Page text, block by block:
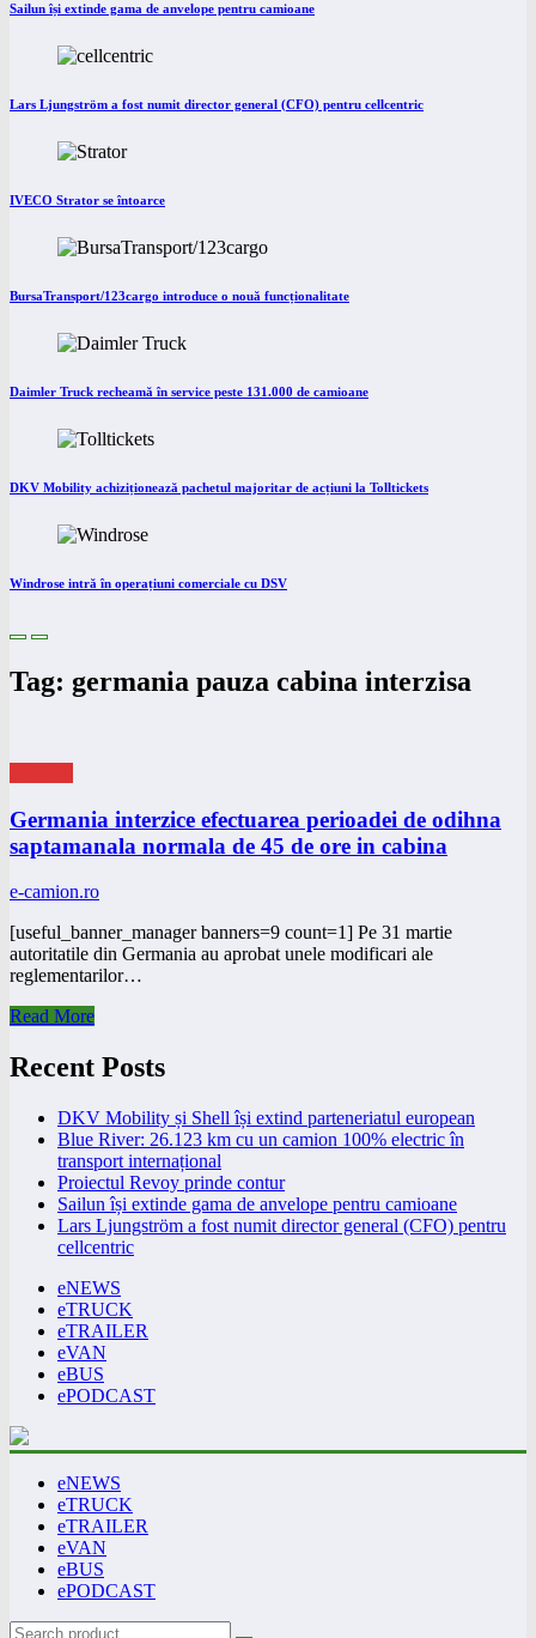
Sailun își extinde gama de anvelope pentru camioane
Lars Ljungström a fost numit director general (CFO) pentru cellcentric
IVECO Strator se întoarce
BursaTransport/123cargo introduce o nouă funcționalitate
Daimler Truck recheamă în service peste 131.000 de camioane
DKV Mobility achiziționează pachetul majoritar de acțiuni la Tolltickets
Windrose intră în operațiuni comerciale cu DSV
Tag: germania pauza cabina interzisa
Germania interzice efectuarea perioadei de odihna
saptamanala normala de 45 de ore in cabina
e-camion.ro
[useful_banner_manager banners=9 count=1] Pe 31 martie
autoritatile din Germania au aprobat unele modificari ale
reglementarilor…
Read More
Recent Posts
DKV Mobility și Shell își extind parteneriatul european
Blue River: 26.123 km cu un camion 100% electric în
transport internațional
Proiectul Revoy prinde contur
Sailun își extinde gama de anvelope pentru camioane
Lars Ljungström a fost numit director general (CFO) pentru
cellcentric
eNEWS
eTRUCK
eTRAILER
eVAN
eBUS
ePODCAST
eNEWS
eTRUCK
eTRAILER
eVAN
eBUS
ePODCAST